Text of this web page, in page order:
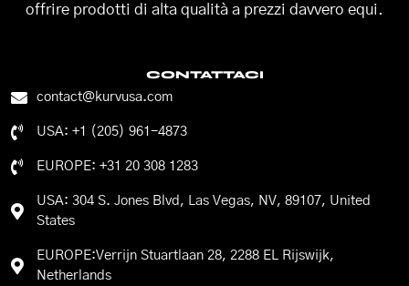
offrire prodotti di alta qualità a prezzi davvero equi.
CONTATTACI
contact@kurvusa.com
USA: +1 (205) 961-4873
EUROPE: +31 20 308 1283
USA: 304 S. Jones Blvd, Las Vegas, NV, 89107, United
States
EUROPE:Verrijn Stuartlaan 28, 2288 EL Rijswijk,
Netherlands